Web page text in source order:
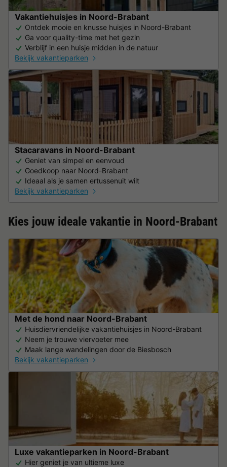
Vakantiehuisjes in Noord-Brabant
Ontdek mooie en knusse huisjes in Noord-Brabant
Ga voor quality-time met het gezin
Verblijf in een huisje midden in de natuur
Bekijk vakantieparken
Stacaravans in Noord-Brabant
Geniet van simpel en eenvoud
Goedkoop naar Noord-Brabant
Ideaal als je samen ertussenuit wilt
Bekijk vakantieparken
Kies jouw ideale vakantie in Noord-Brabant
Met de hond naar Noord-Brabant
Huisdiervriendelijke vakantiehuisjes in Noord-Brabant
Neem je trouwe viervoeter mee
Maak lange wandelingen door de Biesbosch
Bekijk vakantieparken
Luxe vakantieparken in Noord-Brabant
Hier geniet je van ultieme luxe